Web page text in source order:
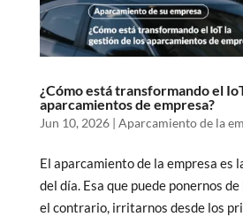
¿Cómo está transformando el
aparcamientos de empresa?
Jun 10, 2026| Aparcamiento de la
El aparcamiento de la empresa es
del día. Esa que puede ponernos
el contrario, irritarnos desde los